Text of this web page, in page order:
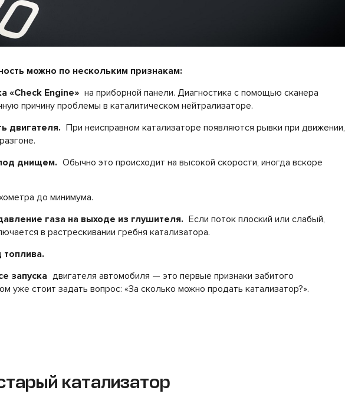
можно по нескольким признакам:
«Check Engine» на приборной панели. Диагностика с помощью сканера
причину проблемы в каталитическом нейтрализаторе.
двигателя. При неисправном катализаторе появляются рывки при движении,
днищем. Обычно это происходит на высокой скорости, иногда вскоре
до минимума.
газа на выходе из глушителя. Если поток плоский или слабый,
в растрескивании гребня катализатора.
запуска двигателя автомобиля — это первые признаки забитого
уже стоит задать вопрос: «За сколько можно продать катализатор?».
катализатор